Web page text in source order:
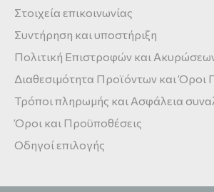
Στοιχεία επικοινωνίας
Συντήρηση και υποστήριξη
Πολιτική Επιστροφών και
Διαθεσιμότητα Προϊόντων και
Τρόποι πληρωμής και Ασφάλεια
Όροι και Προϋποθέσεις
Οδηγοί επιλογής